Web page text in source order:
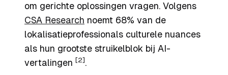
om gerichte oplossingen vragen. Volgens
CSA Research noemt 68% van de
lokalisatieprofessionals culturele nuances
als hun grootste struikelblok bij AI-
vertalingen [2] .